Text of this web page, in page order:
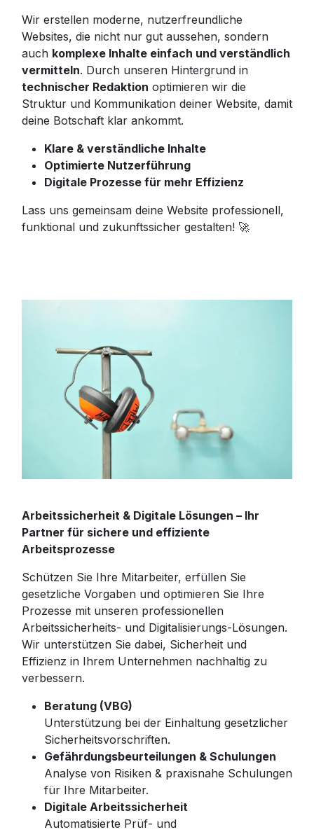
Wir erstellen moderne, nutzerfreundliche
Websites, die nicht nur gut aussehen, sondern
auch komplexe Inhalte einfach und verständlich
vermitteln. Durch unseren Hintergrund in
technischer Redaktion optimieren wir die
Struktur und Kommunikation deiner Website, damit
deine Botschaft klar ankommt.
Klare & verständliche Inhalte
Optimierte Nutzerführung
Digitale Prozesse für mehr Effizienz
Lass uns gemeinsam deine Website professionell,
funktional und zukunftssicher gestalten! 🚀
Arbeitssicherheit & Digitale Lösungen – Ihr
Partner für sichere und effiziente
Arbeitsprozesse
Schützen Sie Ihre Mitarbeiter, erfüllen Sie
gesetzliche Vorgaben und optimieren Sie Ihre
Prozesse mit unseren professionellen
Arbeitssicherheits- und Digitalisierungs-Lösungen.
Wir unterstützen Sie dabei, Sicherheit und
Effizienz in Ihrem Unternehmen nachhaltig zu
verbessern.
Beratung (VBG)
Unterstützung bei der Einhaltung gesetzlicher
Sicherheitsvorschriften.
Gefährdungsbeurteilungen & Schulungen
Analyse von Risiken & praxisnahe Schulungen
für Ihre Mitarbeiter.
Digitale Arbeitssicherheit
Automatisierte Prüf- und